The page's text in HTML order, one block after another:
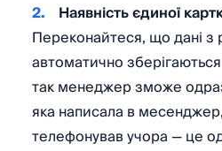
Наявність єдиної
Переконайтеся, що дані з
автоматично
так менеджер зможе
яка написала в месенджер,
телефонував учора — це